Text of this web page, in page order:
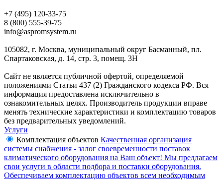
+7 (495) 120-33-75
8 (800) 555-39-75
info@aspromsystem.ru
105082, г. Москва, муниципальный округ Басманный, пл.
Спартаковская, д. 14, стр. 3, помещ. 3Н
Сайт не является публичной офертой, определяемой
положениями Статьи 437 (2) Гражданского кодекса РФ. Вся
информация предоставлена исключительно в
ознакомительных целях. Производитель продукции вправе
менять технические характеристики и комплектацию товаров
без предварительных уведомлений.
Услуги
Комплектация объектов Качественная организация
системы снабжения - залог своевременности поставок
климатического оборудования на Ваш объект! Мы предлагаем
свои услуги в области подбора и поставки оборудования.
Обеспечиваем комплектацию объектов всем необходимым